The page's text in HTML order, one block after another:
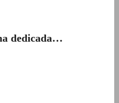
dedicada…